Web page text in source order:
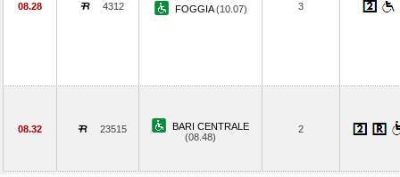
08.28 4312 FOGGIA(10.07) 3
08.32 23515
BARI CENTRALE
(08.48)
2